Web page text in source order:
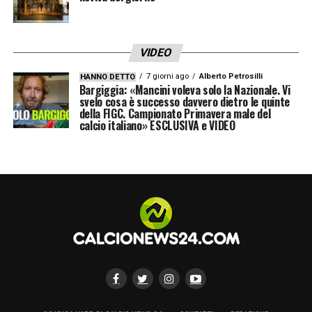
satellite).
Salernitana-Inter
sarà affidata aAndrea Marinozzi , che sarà
affiancato daLuca Marchegianial
commento tecnico. Il post partita vedrà
protagonisti a“Sky Calcio L’Originale”
Paolo Condò, Gianluca Di MarzioeVeronica
Segui Salernitana-Inter su DAZN. Attiva
VIDEO
HANNO DETTO 7 giorni ago Alberto Petrosilli
Bargiggia: «Mancini voleva solo la Nazionale. Vi
svelo cosa è successo davvero dietro le quinte
della FIGC. Campionato Primavera male del
calcio italiano» ESCLUSIVA e VIDEO